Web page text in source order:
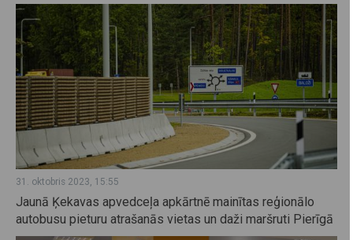
31. oktobris 2023, 15:55
Jaunā Ķekavas apvedceļa apkārtnē mainītas reģionālo
autobusu pieturu atrašanās vietas un daži maršruti Pierīgā